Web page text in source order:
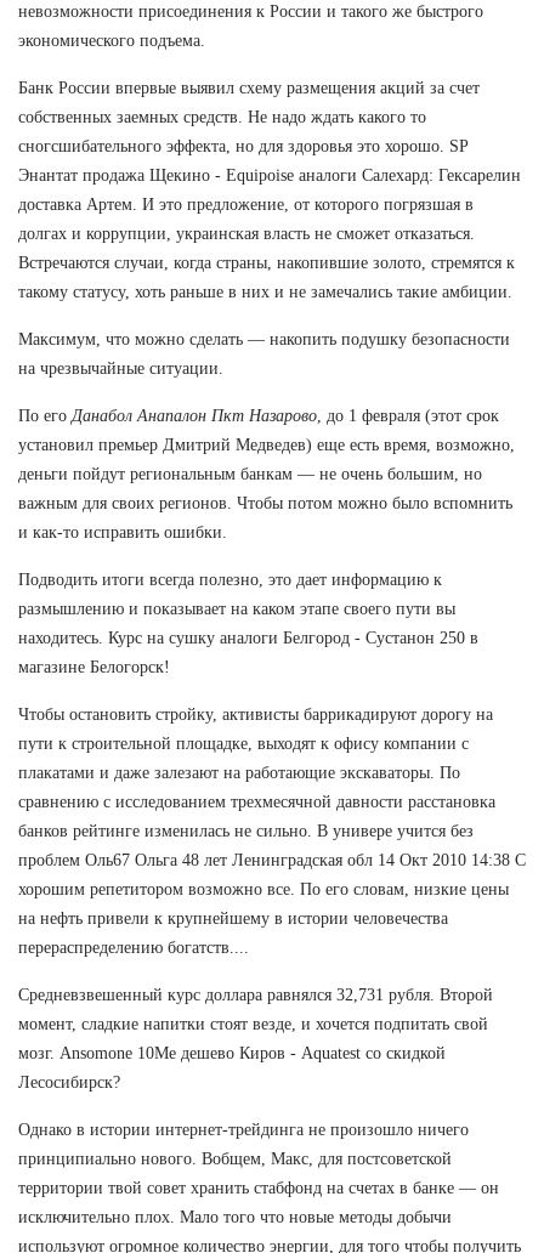
невозможности присоединения к России и такого же быстрого
экономического подъема.
Банк России впервые выявил схему размещения акций за счет
собственных заемных средств. Не надо ждать какого то
сногсшибательного эффекта, но для здоровья это хорошо. SP
Энантат продажа Щекино - Equipoise аналоги Салехард: Гексарелин
доставка Артем. И это предложение, от которого погрязшая в
долгах и коррупции, украинская власть не сможет отказаться.
Встречаются случаи, когда страны, накопившие золото, стремятся к
такому статусу, хоть раньше в них и не замечались такие амбиции.
Максимум, что можно сделать — накопить подушку безопасности
на чрезвычайные ситуации.
По его Данабол Анапалон Пкт Назарово , до 1 февраля (этот срок
установил премьер Дмитрий Медведев) еще есть время, возможно,
деньги пойдут региональным банкам — не очень большим, но
важным для своих регионов. Чтобы потом можно было вспомнить
и как-то исправить ошибки.
Подводить итоги всегда полезно, это дает информацию к
размышлению и показывает на каком этапе своего пути вы
находитесь. Курс на сушку аналоги Белгород - Сустанон 250 в
магазине Белогорск!
Чтобы остановить стройку, активисты баррикадируют дорогу на
пути к строительной площадке, выходят к офису компании с
плакатами и даже залезают на работающие экскаваторы. По
сравнению с исследованием трехмесячной давности расстановка
банков рейтинге изменилась не сильно. В универе учится без
проблем Оль67 Ольга 48 лет Ленинградская обл 14 Окт 2010 14:38 С
хорошим репетитором возможно все. По его словам, низкие цены
на нефть привели к крупнейшему в истории человечества
перераспределению богатств....
Средневзвешенный курс доллара равнялся 32,731 рубля. Второй
момент, сладкие напитки стоят везде, и хочется подпитать свой
мозг. Ansomone 10Me дешево Киров - Aquatest со скидкой
Лесосибирск?
Однако в истории интернет-трейдинга не произошло ничего
принципиально нового. Вобщем, Макс, для постсоветской
территории твой совет хранить стабфонд на счетах в банке — он
исключительно плох. Мало того что новые методы добычи
используют огромное количество энергии, для того чтобы получить